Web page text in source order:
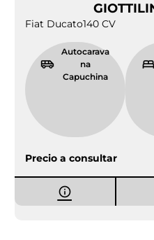
Fiat Ducato140 CV
Autocarava
na
Capuchina
Precio a consultar